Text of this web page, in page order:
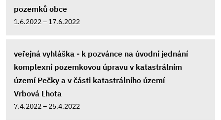
pozemků obce
1.6.2022 – 17.6.2022
veřejná vyhláška - k pozvánce na úvodní jednání
komplexní pozemkovou úpravu v katastrálním
území Pečky a v části katastrálního území
Vrbová Lhota
7.4.2022 – 25.4.2022